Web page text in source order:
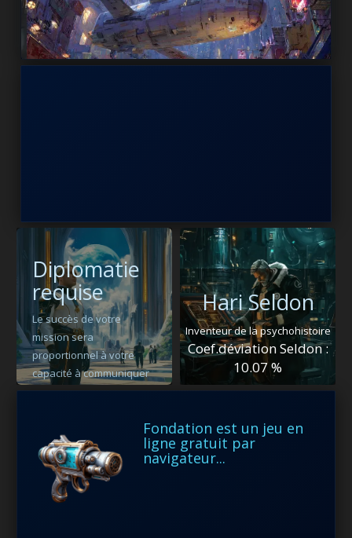
Diplomatie
requise
Le succès de votre
mission sera
proportionnel à votre
capacité à communiquer
avec les généraux
royaumes indépendants.
Hari Seldon
Inventeur de lapsychohistoire
Coef.déviation Seldon :
10.07 %
Fondation est un jeu en
ligne gratuit par
navigateur...